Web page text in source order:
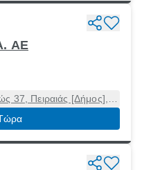
ΑΕ
37, Πειραιάς [Δήμος],